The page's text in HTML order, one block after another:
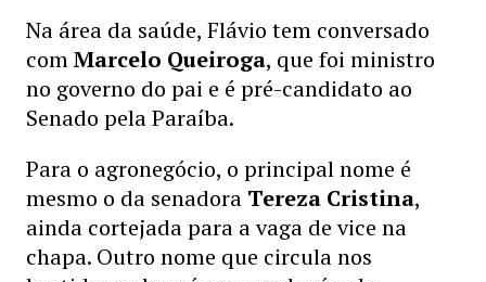
Na área da saúde, Flávio tem conversado
comMarcelo Queiroga, que foi ministro
no governo do pai e é pré-candidato ao
Senado pela Paraíba.
Para o agronegócio, o principal nome é
mesmo o da senadora Tereza Cristina,
ainda cortejada para a vaga de vice na
chapa. Outro nome que circula nos